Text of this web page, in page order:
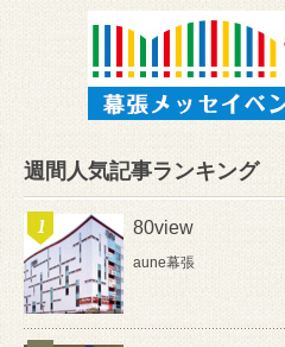
週間人気記事ランキング
80view
aune幕張